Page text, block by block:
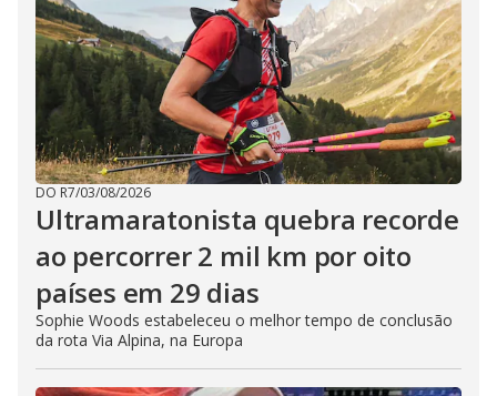
DO R7/03/08/2026
Ultramaratonista quebra recorde
ao percorrer 2 mil km por oito
países em 29 dias
Sophie Woods estabeleceu o melhor tempo de conclusão
da rota Via Alpina, na Europa